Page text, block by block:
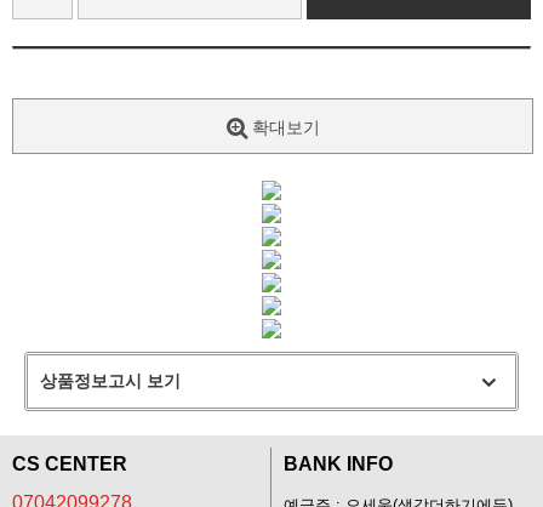
확대보기
상품정보고시 보기
CS CENTER
07042099278
BANK INFO